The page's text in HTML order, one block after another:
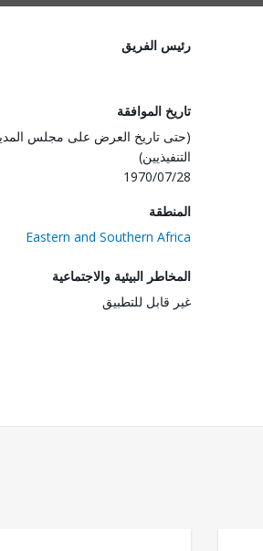
رئيس الفريق
تاريخ الموافقة
(حتى تاريخ العرض على مجلس
التنفيذيين)
1970/07/28
المنطقة
Eastern and Southern Africa
المخاطر البيئية والاجتماعية
غير قابل للتطبيق